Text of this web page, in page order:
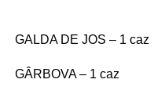
GALDA DE JOS – 1 caz
GÂRBOVA – 1 caz